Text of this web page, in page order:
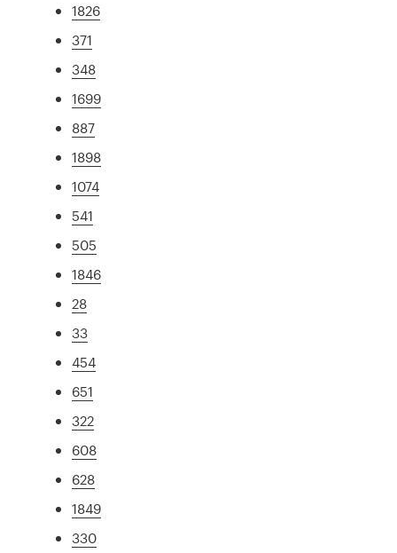
1826
371
348
1699
887
1898
1074
541
505
1846
28
33
454
651
322
608
628
1849
330